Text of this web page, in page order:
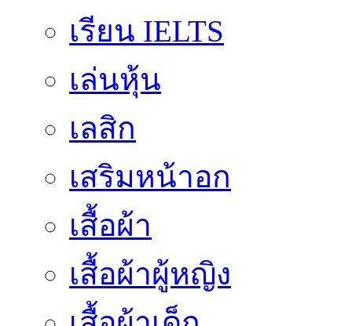
เรียน IELTS
เล่นหุ้น
เลสิก
เสริมหน้าอก
เสื้อผ้า
เสื้อผ้าผู้หญิง